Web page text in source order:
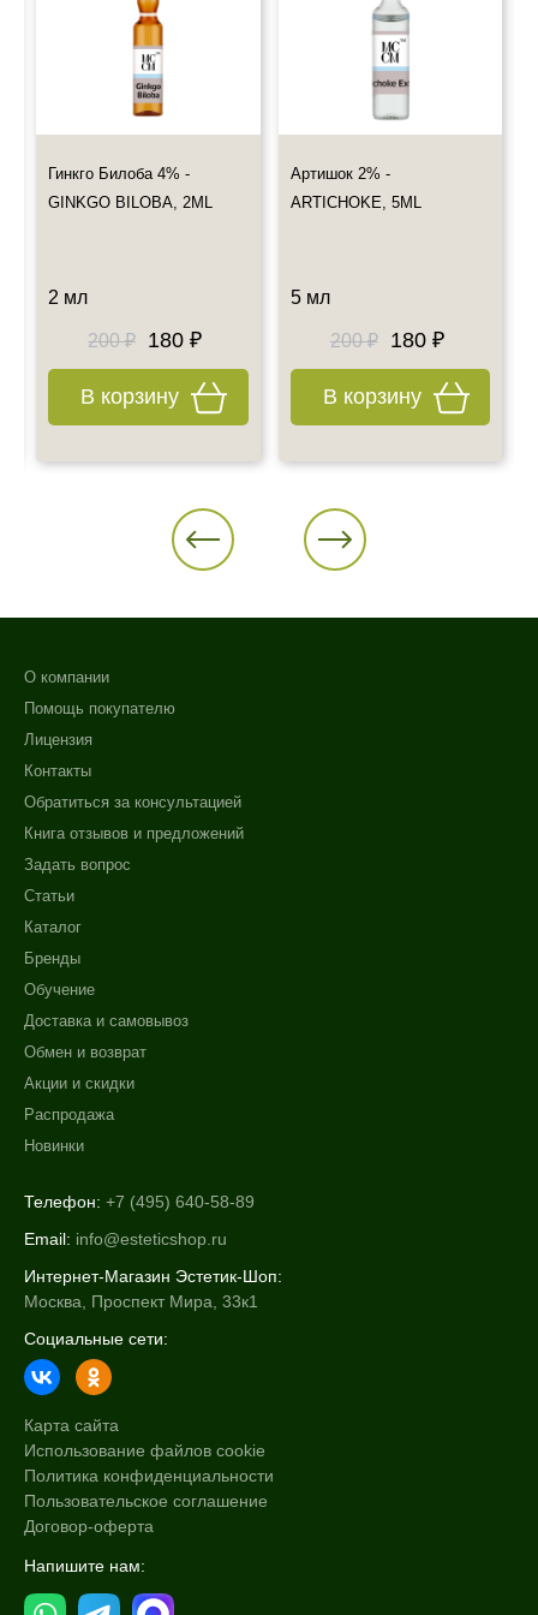
info@esteticshop.ru или по телефону.
Гинкго Билоба 4% -
GINKGO BILOBA, 2ML
2 мл
200 ₽ 180 ₽
В корзину
Артишок 2% -
ARTICHOKE, 5ML
5 мл
200 ₽ 180 ₽
В корзину
О компании
Помощь покупателю
Лицензия
Контакты
Обратиться за консультацией
Книга отзывов и предложений
Задать вопрос
Статьи
Каталог
Бренды
Обучение
Доставка и самовывоз
Обмен и возврат
Акции и скидки
Распродажа
Новинки
Телефон: +7 (495) 640-58-89
Email: info@esteticshop.ru
Интернет-Магазин Эстетик-Шоп:
Москва, Проспект Мира, 33к1
Социальные сети:
Карта сайта
Использование файлов cookie
Политика конфиденциальности
Пользовательское соглашение
Договор-оферта
Напишите нам: